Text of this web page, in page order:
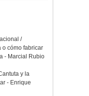
/
o cómo fabricar
- Marcial Rubio
y la
- Enrique